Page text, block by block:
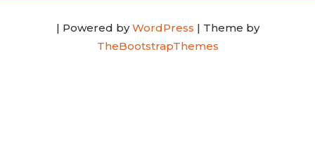
| Powered byWordPress | Theme by
TheBootstrapThemes